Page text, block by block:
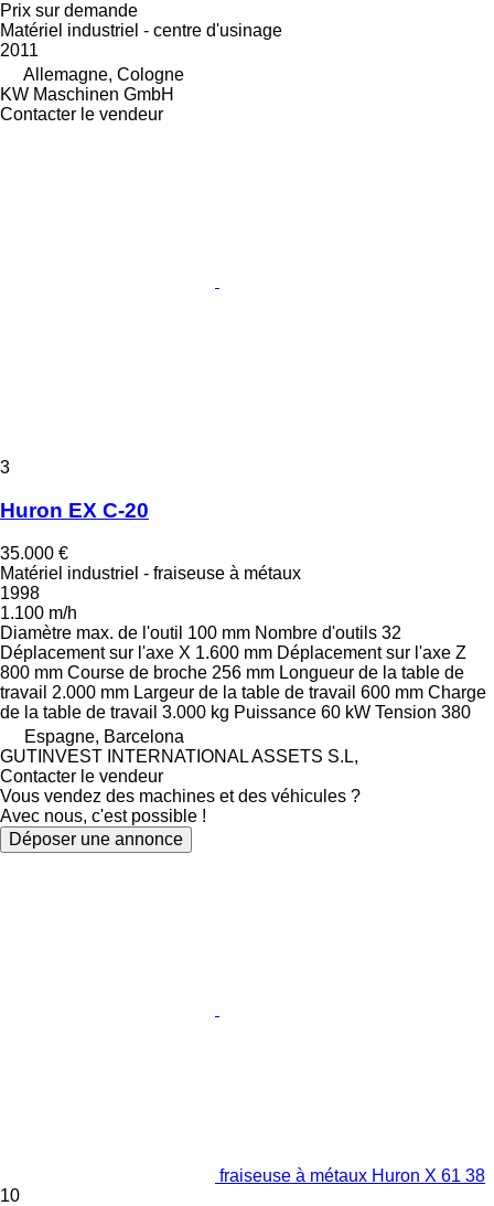
Prix sur demande
Matériel industriel - centre d'usinage
2011
Allemagne, Cologne
KW Maschinen GmbH
Contacter le vendeur
3
Huron EX C-20
35.000 €
Matériel industriel - fraiseuse à métaux
1998
1.100 m/h
Diamètre max. de l'outil 100 mm Nombre d'outils 32
Déplacement sur l'axe X 1.600 mm Déplacement sur l'axe Z
800 mm Course de broche 256 mm Longueur de la table de
travail 2.000 mm Largeur de la table de travail 600 mm Charge
de la table de travail 3.000 kg Puissance 60 kW Tension 380
Espagne, Barcelona
GUTINVEST INTERNATIONAL ASSETS S.L,
Contacter le vendeur
Vous vendez des machines et des véhicules ?
Avec nous, c'est possible !
Déposer une annonce
fraiseuse à métaux Huron X 61 38
10